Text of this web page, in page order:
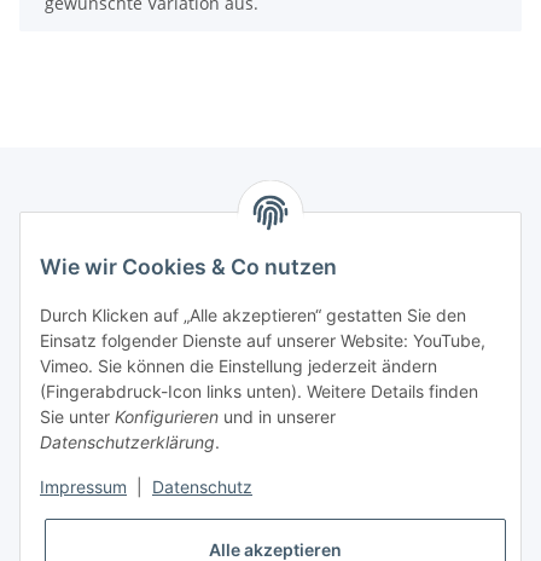
PROMADENT UG
Im Nordfeld 13
29336 Nienhagen
info@promadent.de
+49 (0) 5144 / 6980 - 200
Wie wir Cookies & Co nutzen
Durch Klicken auf „Alle akzeptieren“ gestatten Sie den
Einsatz folgender Dienste auf unserer Website: YouTube,
Vimeo. Sie können die Einstellung jederzeit ändern
(Fingerabdruck-Icon links unten). Weitere Details finden
Sie unter Konfigurieren und in unserer
Datenschutzerklärung.
Impressum Datenschutz
Alle akzeptieren